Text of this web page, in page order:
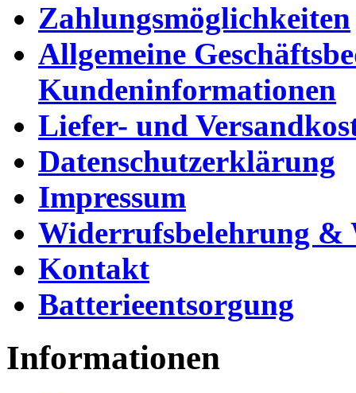
Zahlungsmöglichkeiten
Allgemeine
Kundeninformationen
Liefer- und
Datenschutzerklärung
Impressum
Widerrufsbelehrung
Kontakt
Batterieentsorgung
Informationen